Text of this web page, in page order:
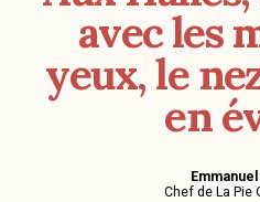
avec les
yeux, le
en
Chef de La Pie